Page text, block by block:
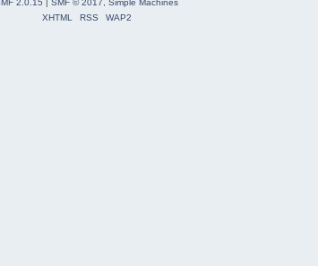
2.0.15 | SMF © 2017, Simple Machines
XHTML
RSS WAP2